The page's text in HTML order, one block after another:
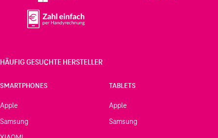
HÄUFIG GESUCHTE HERSTELLER
SMARTPHONES
Apple
Samsung
TABLETS
Apple
Samsung